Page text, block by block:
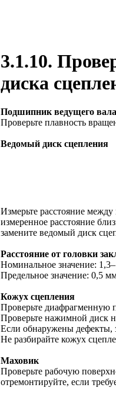
3.1.10.
диска
Подшипник ведущего вала
Проверьте плавность
Ведомый диск сцепления
Измерьте расстояние
измеренное расстояние
замените ведомый диск
Расстояние от головки
Номинальное значение:
Предельное значение: 0,5
Кожух сцепления
Проверьте диафрагменную
Проверьте нажимной диск
Если обнаружены дефекты,
Не разбирайте кожух
Маховик
Проверьте рабочую
отремонтируйте, если